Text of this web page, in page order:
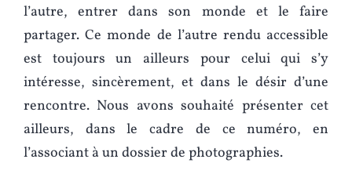
l’autre, entrer dans son monde et le faire
partager. Ce monde de l’autre rendu accessible
est toujours un ailleurs pour celui qui s’y
intéresse, sincèrement, et dans le désir d’une
rencontre. Nous avons souhaité présenter cet
ailleurs, dans le cadre de ce numéro, en
l’associant à un dossier de photographies.